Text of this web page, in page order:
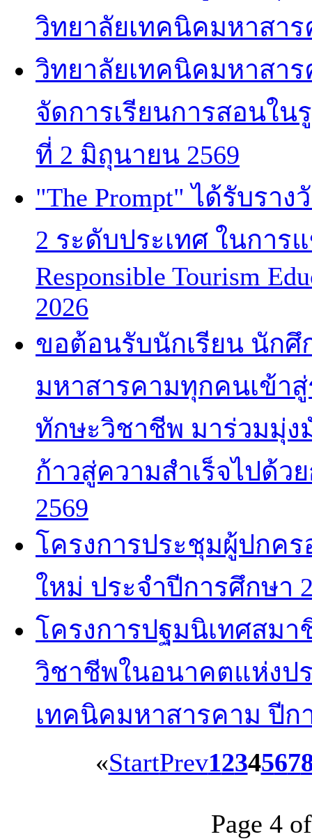
วิทยาลัยเทคนิคมหาสา
วิทยาลัยเทคนิคมหาสา
จัดการเรียนการสอนใ
ที่ 2 มิถุนายน 2569
"The Prompt" ได้รับรา
2 ระดับประเทศ ในการ
Responsible Tourism
2026
ขอต้อนรับนักเรียน นักศึ
มหาสารคามทุกคนเข้า
ทักษะวิชาชีพ มาร่วมมุ่
ก้าวสู่ความสำเร็จไปด้ว
2569
โครงการประชุมผู้ปกค
ใหม่ ประจำปีการศึกษา
โครงการปฐมนิเทศสม
วิชาชีพในอนาคตแห่งป
เทคนิคมหาสารคาม ปีก
«StartPrev1234567
Page 4